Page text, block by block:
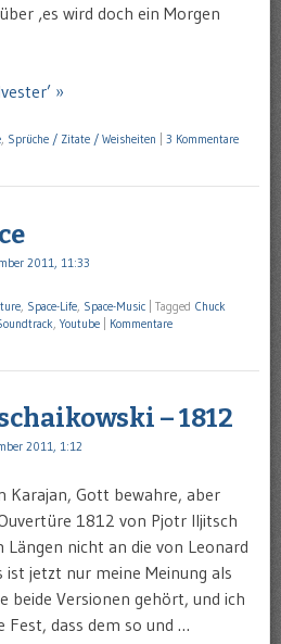
‚es wird doch ein Morgen
»
Sprüche / Zitate / Weisheiten 3 Kommentare
2011, 11:33
Space-Life Space-Music Tagged Chuck
,Youtube Kommentare
– 1812
2011, 1:12
Karajan, Gott bewahre, aber
1812 von Pjotr Iljitsch
nicht an die von Leonard
ist jetzt nur meine Meinung als
beide Versionen gehört, und ich
Fest, dass dem so und …